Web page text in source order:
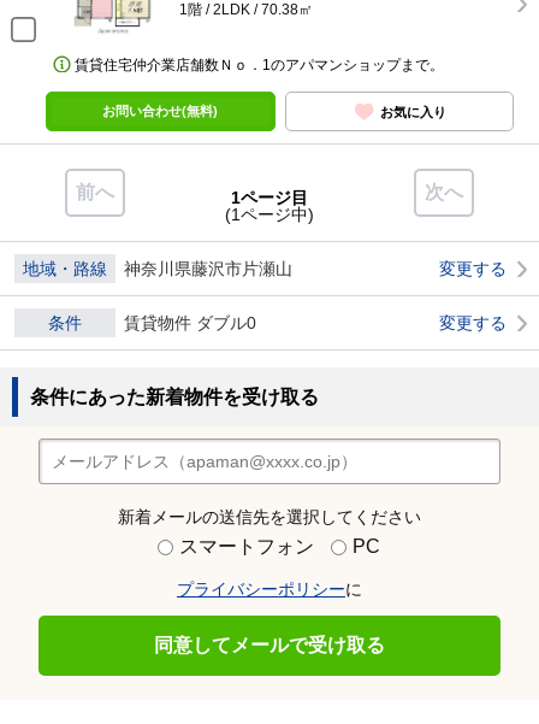
1階 / 2LDK / 70.38㎡
賃貸住宅仲介業店舗数Ｎｏ．1のアパマンショップまで。
お問い合わせ(無料) お気に入り
前へ 次へ
1ページ目
(1ページ中)
地域・路線 神奈川県藤沢市片瀬山 変更する
条件 賃貸物件 ダブル0 変更する
条件にあった新着物件を受け取る
新着メールの送信先を選択してください
スマートフォン PC
プライバシーポリシーに
同意してメールで受け取る